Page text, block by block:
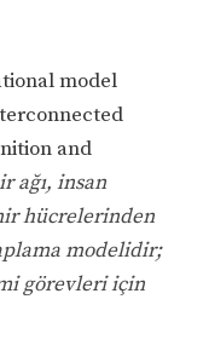
model
and
ağı, insan
hücrelerinden
modelidir;
görevleri için